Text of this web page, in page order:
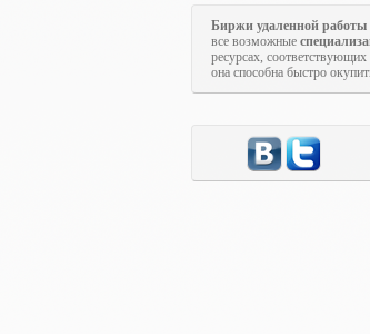
Биржи удаленной работы
все возможные
ресурсах,
она способна быстро